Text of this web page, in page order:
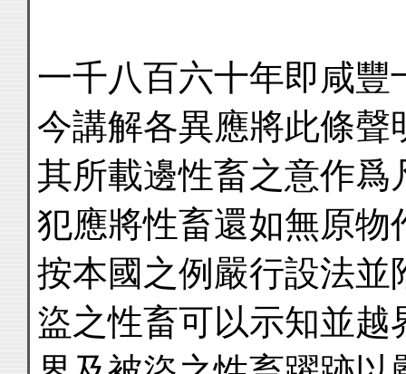
一千八百六十年即咸
今講解各異應將此條聲
其所載邊性畜之意作
犯應將性畜還如無原
按本國之例嚴行設法並
盜之性畜可以示知並